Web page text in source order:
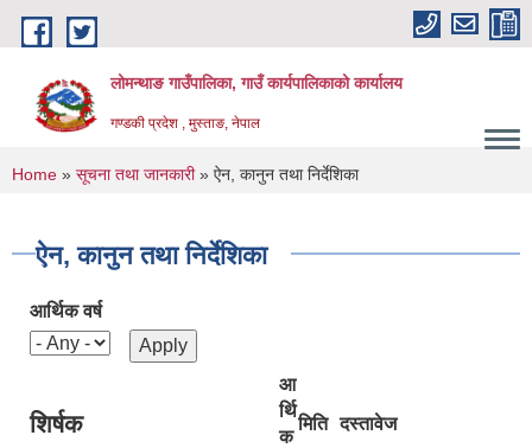
Skip to main content
लोमन्थाङ गाउँपालिका, गाउँ कार्यपालिकाको कार्यालय
गण्डकी प्रदेश , मुस्ताङ, नेपाल
You are here
Home » सूचना तथा जानकारी» ऐन, कानुन तथा निर्देशिका
ऐन, कानुन तथा निर्देशिका
आर्थिक वर्ष
शिर्षक
आ
र्थि
क
मिति दस्तावेज